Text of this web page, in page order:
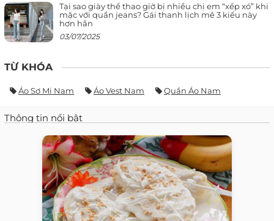
Tại sao giày thể thao giờ bị nhiều chị em “xếp xó” khi
mặc với quần jeans? Gái thanh lịch mê 3 kiểu này
hơn hẳn
03/07/2025
TỪ KHÓA
Áo Sơ Mi Nam Áo Vest Nam Quần Áo Nam
Thông tin nổi bật